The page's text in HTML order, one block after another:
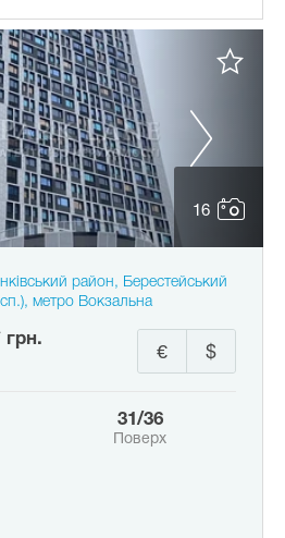
16
район, Берестейський
метро Вокзальна
грн.
$
€
31/36
Поверх